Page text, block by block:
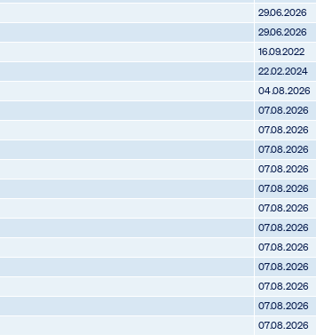
29.06.2026
29.06.2026
16.09.2022
22.02.2024
04.08.2026
07.08.2026
07.08.2026
07.08.2026
07.08.2026
07.08.2026
07.08.2026
07.08.2026
07.08.2026
07.08.2026
07.08.2026
07.08.2026
07.08.2026